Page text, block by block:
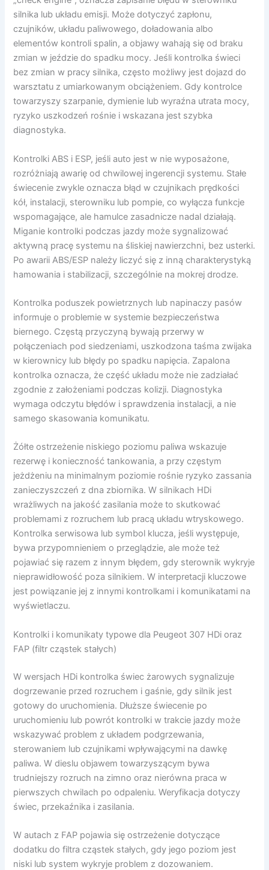
silnika lub układu emisji. Może dotyczyć zapłonu,
czujników, układu paliwowego, doładowania albo
elementów kontroli spalin, a objawy wahają się od braku
zmian w jeździe do spadku mocy. Jeśli kontrolka świeci
bez zmian w pracy silnika, często możliwy jest dojazd do
warsztatu z umiarkowanym obciążeniem. Gdy kontrolce
towarzyszy szarpanie, dymienie lub wyraźna utrata mocy,
ryzyko uszkodzeń rośnie i wskazana jest szybka
diagnostyka.
Kontrolki ABS i ESP, jeśli auto jest w nie wyposażone,
rozróżniają awarię od chwilowej ingerencji systemu. Stałe
świecenie zwykle oznacza błąd w czujnikach prędkości
kół, instalacji, sterowniku lub pompie, co wyłącza funkcje
wspomagające, ale hamulce zasadnicze nadal działają.
Miganie kontrolki podczas jazdy może sygnalizować
aktywną pracę systemu na śliskiej nawierzchni, bez usterki.
Po awarii ABS/ESP należy liczyć się z inną charakterystyką
hamowania i stabilizacji, szczególnie na mokrej drodze.
Kontrolka poduszek powietrznych lub napinaczy pasów
informuje o problemie w systemie bezpieczeństwa
biernego. Częstą przyczyną bywają przerwy w
połączeniach pod siedzeniami, uszkodzona taśma zwijaka
w kierownicy lub błędy po spadku napięcia. Zapalona
kontrolka oznacza, że część układu może nie zadziałać
zgodnie z założeniami podczas kolizji. Diagnostyka
wymaga odczytu błędów i sprawdzenia instalacji, a nie
samego skasowania komunikatu.
Żółte ostrzeżenie niskiego poziomu paliwa wskazuje
rezerwę i konieczność tankowania, a przy częstym
jeżdżeniu na minimalnym poziomie rośnie ryzyko zassania
zanieczyszczeń z dna zbiornika. W silnikach HDi
wrażliwych na jakość zasilania może to skutkować
problemami z rozruchem lub pracą układu wtryskowego.
Kontrolka serwisowa lub symbol klucza, jeśli występuje,
bywa przypomnieniem o przeglądzie, ale może też
pojawiać się razem z innym błędem, gdy sterownik wykryje
nieprawidłowość poza silnikiem. W interpretacji kluczowe
jest powiązanie jej z innymi kontrolkami i komunikatami na
wyświetlaczu.
Kontrolki i komunikaty typowe dla Peugeot 307 HDi oraz
FAP (filtr cząstek stałych)
W wersjach HDi kontrolka świec żarowych sygnalizuje
dogrzewanie przed rozruchem i gaśnie, gdy silnik jest
gotowy do uruchomienia. Dłuższe świecenie po
uruchomieniu lub powrót kontrolki w trakcie jazdy może
wskazywać problem z układem podgrzewania,
sterowaniem lub czujnikami wpływającymi na dawkę
paliwa. W dieslu objawem towarzyszącym bywa
trudniejszy rozruch na zimno oraz nierówna praca w
pierwszych chwilach po odpaleniu. Weryfikacja dotyczy
świec, przekaźnika i zasilania.
W autach z FAP pojawia się ostrzeżenie dotyczące
dodatku do filtra cząstek stałych, gdy jego poziom jest
niski lub system wykryje problem z dozowaniem.